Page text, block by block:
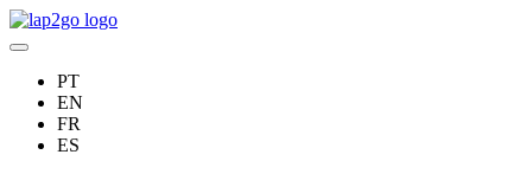
PT
EN
FR
ES